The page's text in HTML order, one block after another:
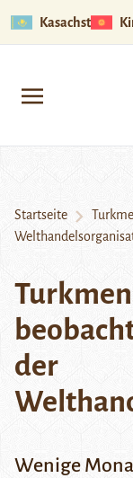
Kasachstan
Startseite
der
Wenige